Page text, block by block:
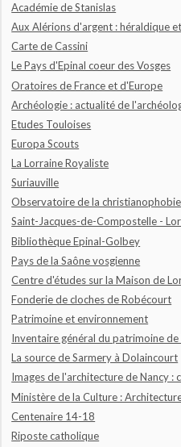
Académie de Stanislas
Aux Alérions d'argent : héraldique
Carte de Cassini
Le Pays d'Epinal coeur des Vosges
Oratoires de France et d'Europe
Archéologie : actualité de
Etudes Touloises
Europa Scouts
La Lorraine Royaliste
Suriauville
Observatoire de la christianophobie
Saint-Jacques-de-Compostelle -
Bibliothèque Epinal-Golbey
Pays de la Saône vosgienne
Centre d'études sur la Maison de
Fonderie de cloches de Robécourt
Patrimoine et environnement
Inventaire général du patrimoine de
La source de Sarmery à Dolaincourt
Images de l'architecture de Nancy
Ministère de la Culture :
Centenaire 14-18
Riposte catholique